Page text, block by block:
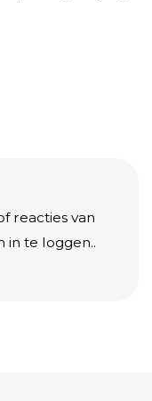
reacties van
in te loggen..